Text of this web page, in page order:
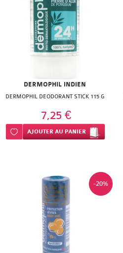
DERMOPHIL INDIEN
DERMOPHIL DEODORANT STICK 115 G
7,25 €
Ajouter à ma liste d’envie
AJOUTER AU PANIER
-20%